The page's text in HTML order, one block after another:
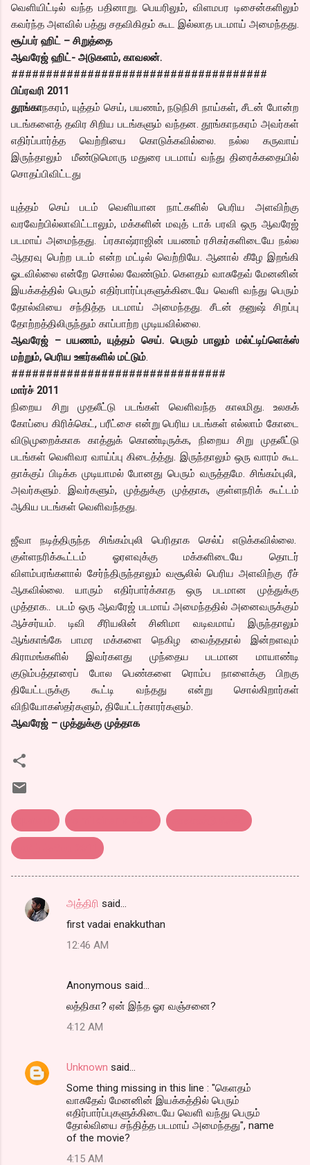
வெளியிட்டில் வந்த பதினாறு. பெயரிலும், விளமபர டிசைன்களிலும்
கவர்ந்த அளவில் பத்து சதவிகிதம் கூட இல்லாத படமாய் அமைந்தது.
சூப்பர் ஹிட் – சிறுத்தை
ஆவரேஜ் ஹிட்- அடுகளம், காவலன்.
#####################################
பிப்ரவரி 2011
தூங்காநகரம், யுத்தம் செய், பயணம், நடுநிசி நாய்கள், சீடன் போன்ற
படங்களைத் தவிர சிறிய படங்களும் வந்தன. தூங்காநகரம் அவர்கள்
எதிர்ப்பார்த்த வெற்றியை கொடுக்கவில்லை. நல்ல கருவாய்
இருந்தாலும் மீண்டுமொரு மதுரை படமாய் வந்து திரைக்கதையில்
சொதப்பிவிட்டது
யுத்தம் செய் படம் வெளியான நாட்களில் பெரிய அளவிற்கு
வரவேற்பில்லாவிட்டாலும், மக்களின் மவுத் டாக் பரவி ஒரு ஆவரேஜ்
படமாய் அமைந்தது. ப்ரகாஷ்ராஜின் பயணம் ரசிகர்களிடையே நல்ல
ஆதரவு பெற்ற படம் என்ற மட்டில் வெற்றியே. ஆனால் கீழே இறங்கி
ஓடவில்லை என்றே சொல்ல வேண்டும். கெளதம் வாசுதேவ் மேனனின்
இயக்கத்தில் பெரும் எதிர்பார்ப்புகளுக்கிடையே வெளி வந்து பெரும்
தோல்வியை சந்தித்த படமாய் அமைந்தது. சீடன் தனுஷ் சிறப்பு
தோற்றத்திலிருந்தும் காப்பாற்ற முடியவில்லை.
ஆவரேஜ் – பயணம், யுத்தம் செய். பெரும் பாலும் மல்ட்டிப்ளெக்ஸ்
மற்றும், பெரிய ஊர்களில் மட்டும்
###############################
மார்ச் 2011
நிறைய சிறு முதலீட்டு படங்கள் வெளிவந்த காலமிது. உலகக்
கோப்பை கிரிக்கெட், பரீட்சை என்று பெரிய படங்கள் எல்லாம் கோடை
விடுமுறைக்காக காத்துக் கொண்டிருக்க, நிறைய சிறு முதலீட்டு
படங்கள் வெளிவர வாய்ப்பு கிடைத்த்து. இருந்தாலும் ஒரு வாரம் கூட
தாக்குப் பிடிக்க முடியாமல் போனது பெரும் வருத்தமே. சிங்கம்புலி,
அவர்களும். இவர்களும், முத்துக்கு முத்தாக, குள்ளநரிக் கூட்டம்
ஆகிய படங்கள் வெளிவந்தது.
ஜீவா நடித்திருந்த சிங்கம்புலி பெரிதாக செல்ப் எடுக்கவில்லை.
குள்ளநரிக்கூட்டம் ஓரளவுக்கு மக்களிடையே தொடர்
விளம்பரங்களால் சேர்ந்திருந்தாலும் வசூலில் பெரிய அளவிற்கு ரீச்
ஆகவில்லை. யாரும் எதிர்பார்க்காத ஒரு படமான முத்துக்கு
முத்தாக.. படம் ஒரு ஆவரேஜ் படமாய் அமைந்ததில் அனைவருக்கும்
ஆச்சர்யம். டிவி சீரியலின் சினிமா வடிவமாய் இருந்தாலும்
ஆங்காங்கே பாமர மக்களை நெகிழ வைத்ததால் இன்றளவும்
கிராமங்களில் இவர்களது முந்தைய படமான மாயாண்டி
குடும்பத்தாரைப் போல பெண்களை ரொம்ப நாளைக்கு பிறகு
தியேட்டருக்கு கூட்டி வந்தது என்று சொல்கிறார்கள்
விநியோகஸ்தர்களும், தியேட்டர்காரர்களும்.
ஆவரேஜ் – முத்துக்கு முத்தாக
C
அத்திரி said…
first vadai enakkuthan
12:46 AM
Anonymous said…
லத்திகா? ஏன் இந்த ஓர வஞ்சனை?
4:12 AM
Unknown said…
Some thing missing in this line : "கெளதம்
வாசுதேவ் மேனனின் இயக்கத்தில் பெரும்
எதிர்பார்ப்புகளுக்கிடையே வெளி வந்து பெரும்
தோல்வியை சந்தித்த படமாய் அமைந்தது", name
of the movie?
4:15 AM